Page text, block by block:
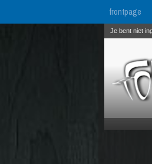
frontpage
Je bent niet